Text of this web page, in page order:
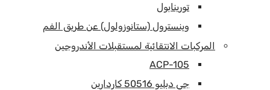
تورينابول
وينسترول (ستانوزولول) عن طريق الفم
المركبات الانتقائية لمستقبلات الأندروجين
ACP-105
جي دبليو 50516 كاردارين